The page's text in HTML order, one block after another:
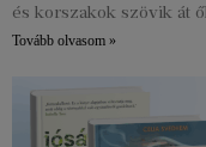
és korszakok szövik át
Tovább olvasom »